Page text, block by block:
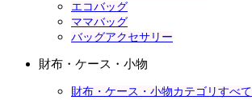
エコバッグ
ママバッグ
バッグアクセサリー
財布・ケース・小物
財布・ケース・小物カテゴリすべて